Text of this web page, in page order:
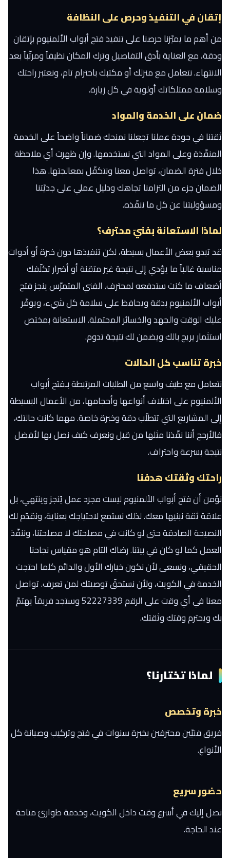
إتقان في التنفيذ وحرص على النظافة
من أهم ما يميّزنا حرصنا على تنفيذ فتح أبواب الألمنيوم بإتقان
ودقة، مع العناية بأدق التفاصيل وترك المكان نظيفاً ومرتّباً بعد
الانتهاء. نتعامل مع منزلك أو مكتبك باحترام تام، ونعتبر راحتك
وسلامة ممتلكاتك أولوية في كل زيارة.
ضمان على الخدمة والمواد
ثقتنا في جودة عملنا تجعلنا نمنحك ضماناً واضحاً على الخدمة
المنفّذة وعلى المواد التي نستخدمها. وإن ظهرت أي ملاحظة
خلال فترة الضمان، تواصل معنا ونتكفّل بمعالجتها. هذا
الضمان جزء من التزامنا تجاهك ودليل عملي على جديّتنا
ومسؤوليتنا عن كل ما ننفّذه.
لماذا الاستعانة بفنيّ محترف؟
قد تبدو بعض الأعمال بسيطة، لكن تنفيذها دون خبرة أو أدوات
مناسبة غالباً ما يؤدي إلى نتيجة غير متقنة أو أضرار تكلّفك
أضعاف ما كنت ستدفعه لمحترف. الفني المتمرّس ينجز فتح
أبواب الألمنيوم بدقة ويحافظ على سلامة كل شيء، ويوفّر
عليك الوقت والجهد والخسائر المحتملة. الاستعانة بمختص
استثمار يريح بالك ويضمن لك نتيجة تدوم.
خبرة تناسب كل الحالات
نتعامل مع طيف واسع من الطلبات المرتبطة بـفتح أبواب
الألمنيوم على اختلاف أنواعها وأحجامها، من الأعمال البسيطة
إلى المشاريع التي تتطلّب دقة وخبرة خاصة. مهما كانت حالتك،
فالأرجح أننا نفّذنا مثلها من قبل ونعرف كيف نصل بها لأفضل
نتيجة بسرعة واحتراف.
راحتك وثقتك هدفنا
نؤمن أن فتح أبواب الألمنيوم ليست مجرد عمل يُنجز وينتهي، بل
علاقة ثقة نبنيها معك. لذلك نستمع لاحتياجك بعناية، ونقدّم لك
النصيحة الصادقة حتى لو كانت في مصلحتك لا مصلحتنا، وننفّذ
العمل كما لو كان في بيتنا. رضاك التام هو مقياس نجاحنا
الحقيقي، ونسعى لأن نكون خيارك الأول والدائم كلما احتجت
الخدمة في الكويت، ولأن نستحقّ توصيتك لمن تعرف. تواصل
معنا في أي وقت على الرقم 52227339 وستجد فريقاً يهتمّ
بك ويحترم وقتك وثقتك.
لماذا تختارنا؟
خبرة وتخصص
فريق فنيّين محترفين بخبرة سنوات في فتح وتركيب وصيانة كل
الأنواع.
حضور سريع
نصل إليك في أسرع وقت داخل الكويت، وخدمة طوارئ متاحة
عند الحاجة.